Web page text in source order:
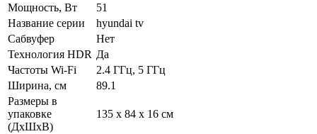
Мощность, Вт
51
Название серии
hyundai tv
Сабвуфер
Нет
Технология HDR Да
Частоты Wi-Fi
2.4 ГГц, 5 ГГц
Ширина, см
89.1
Размеры в
упаковке
(ДхШхВ)
135 x 84 x 16 см